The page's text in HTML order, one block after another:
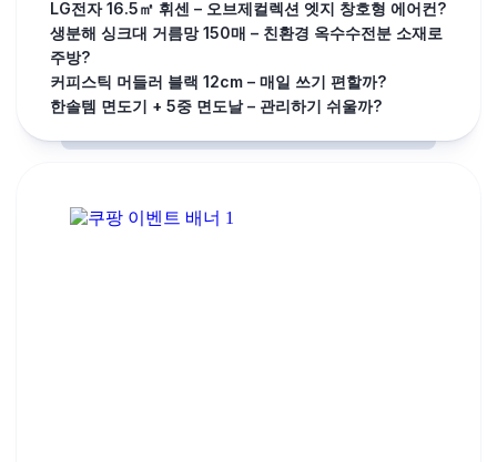
LG전자 16.5㎡ 휘센 – 오브제컬렉션 엣지 창호형 에어컨?
생분해 싱크대 거름망 150매 – 친환경 옥수수전분 소재로
주방?
커피스틱 머들러 블랙 12cm – 매일 쓰기 편할까?
한솔템 면도기 + 5중 면도날 – 관리하기 쉬울까?